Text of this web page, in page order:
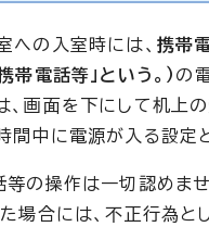
の入室時には、 携帯
帯電話等」という。） の
画面を下にして机上
間中に電源が入る設定
の操作は一切認めま
場合には、不正行為と